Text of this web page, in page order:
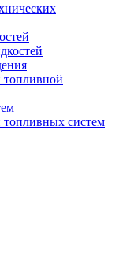
топливной
топливных систем